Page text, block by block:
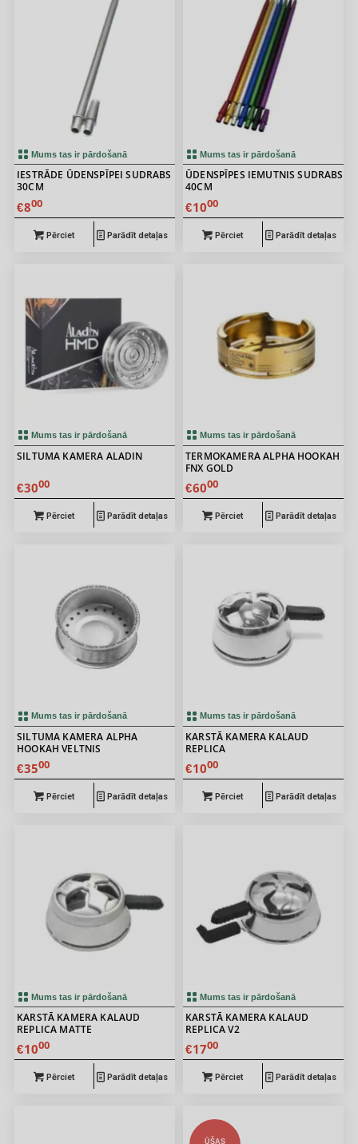
Mums tas ir pārdošanā
IESTRĀDE ŪDENSPĪPEI SUDRABS
30CM
€800
Pērciet Parādīt detaļas
Mums tas ir pārdošanā
ŪDENSPĪPES IEMUTNIS SUDRABS
40CM
€1000
Pērciet Parādīt detaļas
5.00
Mums tas ir pārdošanā
SILTUMA KAMERA ALADIN
€3000
Pērciet Parādīt detaļas
5.00
Mums tas ir pārdošanā
TERMOKAMERA ALPHA HOOKAH
FNX GOLD
€6000
Pērciet Parādīt detaļas
Mums tas ir pārdošanā
SILTUMA KAMERA ALPHA
HOOKAH VELTNIS
€3500
Pērciet Parādīt detaļas
Mums tas ir pārdošanā
KARSTĀ KAMERA KALAUD
REPLICA
€1000
Pērciet Parādīt detaļas
Mums tas ir pārdošanā
KARSTĀ KAMERA KALAUD
REPLICA MATTE
€1000
Pērciet Parādīt detaļas
Mums tas ir pārdošanā
KARSTĀ KAMERA KALAUD
REPLICA V2
€1700
Pērciet Parādīt detaļas
ŪŠAS